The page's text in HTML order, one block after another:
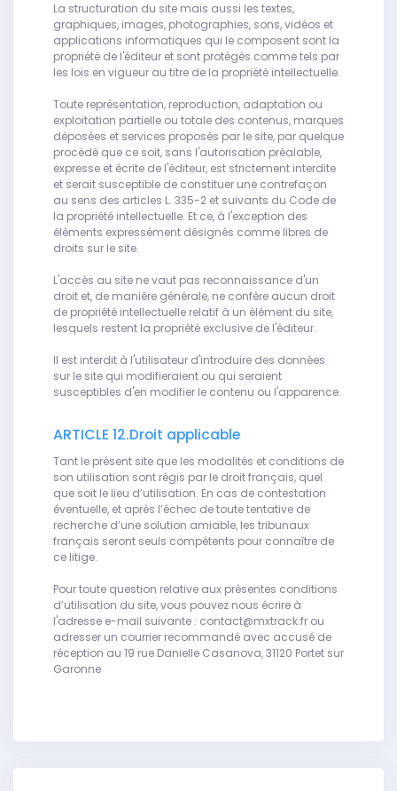
La structuration du site mais aussi les textes,
graphiques, images, photographies, sons, vidéos et
applications informatiques qui le composent sont la
propriété de l'éditeur et sont protégés comme tels par
les lois en vigueur au titre de la propriété intellectuelle.
Toute représentation, reproduction, adaptation ou
exploitation partielle ou totale des contenus, marques
déposées et services proposés par le site, par quelque
procédé que ce soit, sans l'autorisation préalable,
expresse et écrite de l'éditeur, est strictement interdite
et serait susceptible de constituer une contrefaçon
au sens des articles L. 335-2 et suivants du Code de
la propriété intellectuelle. Et ce, à l'exception des
éléments expressément désignés comme libres de
droits sur le site.
L'accès au site ne vaut pas reconnaissance d'un
droit et, de manière générale, ne confère aucun droit
de propriété intellectuelle relatif à un élément du site,
lesquels restent la propriété exclusive de l'éditeur.
Il est interdit à l'utilisateur d'introduire des données
sur le site qui modifieraient ou qui seraient
susceptibles d'en modifier le contenu ou l'apparence.
ARTICLE 12.Droit applicable
Tant le présent site que les modalités et conditions de
son utilisation sont régis par le droit français, quel
que soit le lieu d’utilisation. En cas de contestation
éventuelle, et après l’échec de toute tentative de
recherche d’une solution amiable, les tribunaux
français seront seuls compétents pour connaître de
ce litige.
Pour toute question relative aux présentes conditions
d’utilisation du site, vous pouvez nous écrire à
l'adresse e-mail suivante : contact@mxtrack.fr ou
adresser un courrier recommandé avec accusé de
réception au 19 rue Danielle Casanova, 31120 Portet sur
Garonne